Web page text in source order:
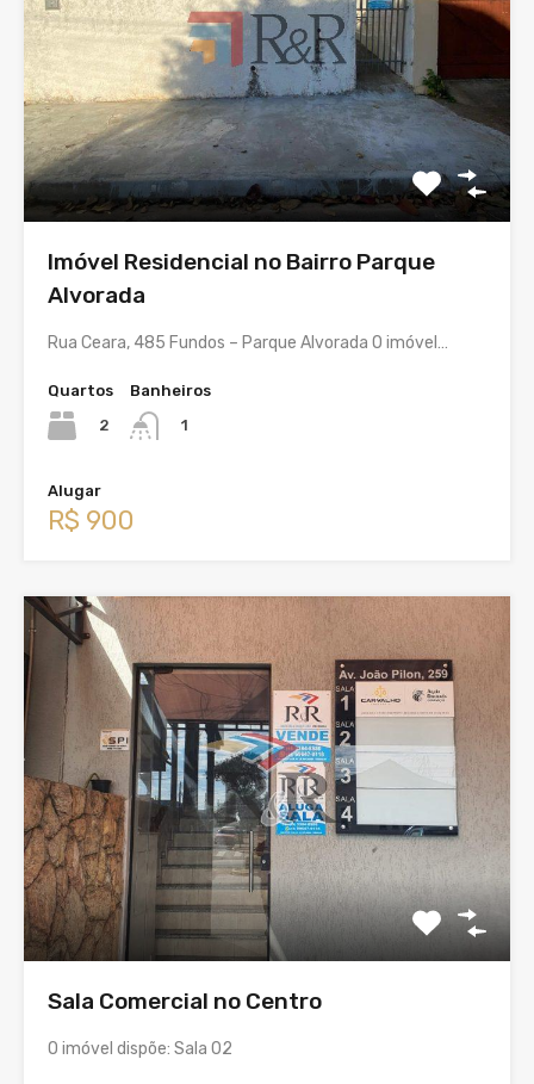
Imóvel Residencial no Bairro Parque
Alvorada
Rua Ceara, 485 Fundos – Parque Alvorada O imóvel…
Quartos
2
Banheiros
1
Alugar
R$ 900
Sala Comercial no Centro
O imóvel dispõe: Sala 02